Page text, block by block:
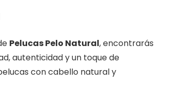
Pelucas Pelo Natural, encontrarás
autenticidad y un toque de
con cabello natural y